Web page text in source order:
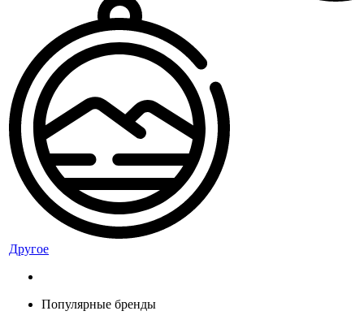
Другое
Популярные бренды